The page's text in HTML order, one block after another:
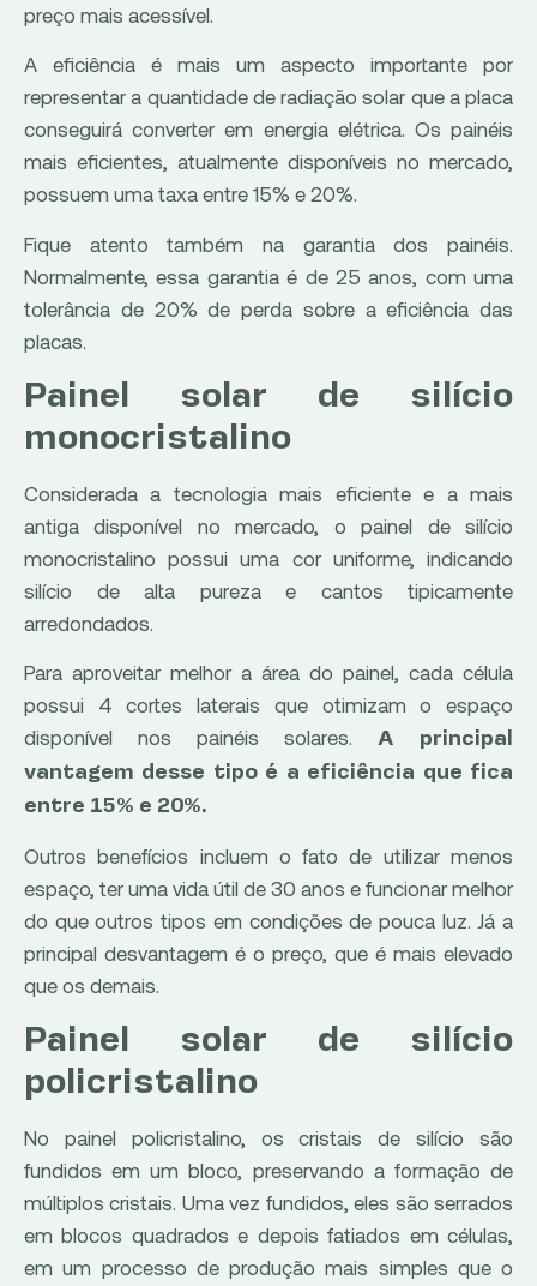
preço mais acessível.
A eficiência é mais um aspecto importante por
representar a quantidade de radiação solar que a placa
conseguirá converter em energia elétrica. Os painéis
mais eficientes, atualmente disponíveis no mercado,
possuem uma taxa entre 15% e 20%.
Fique atento também na garantia dos painéis.
Normalmente, essa garantia é de 25 anos, com uma
tolerância de 20% de perda sobre a eficiência das
placas.
Painel solar de silício
monocristalino
Considerada a tecnologia mais eficiente e a mais
antiga disponível no mercado, o painel de silício
monocristalino possui uma cor uniforme, indicando
silício de alta pureza e cantos tipicamente
arredondados.
Para aproveitar melhor a área do painel, cada célula
possui 4 cortes laterais que otimizam o espaço
disponível nos painéis solares. A principal
vantagem desse tipo é a eficiência que fica
entre 15% e 20%.
Outros benefícios incluem o fato de utilizar menos
espaço, ter uma vida útil de 30 anos e funcionar melhor
do que outros tipos em condições de pouca luz. Já a
principal desvantagem é o preço, que é mais elevado
que os demais.
Painel solar de silício
policristalino
No painel policristalino, os cristais de silício são
fundidos em um bloco, preservando a formação de
múltiplos cristais. Uma vez fundidos, eles são serrados
em blocos quadrados e depois fatiados em células,
em um processo de produção mais simples que o